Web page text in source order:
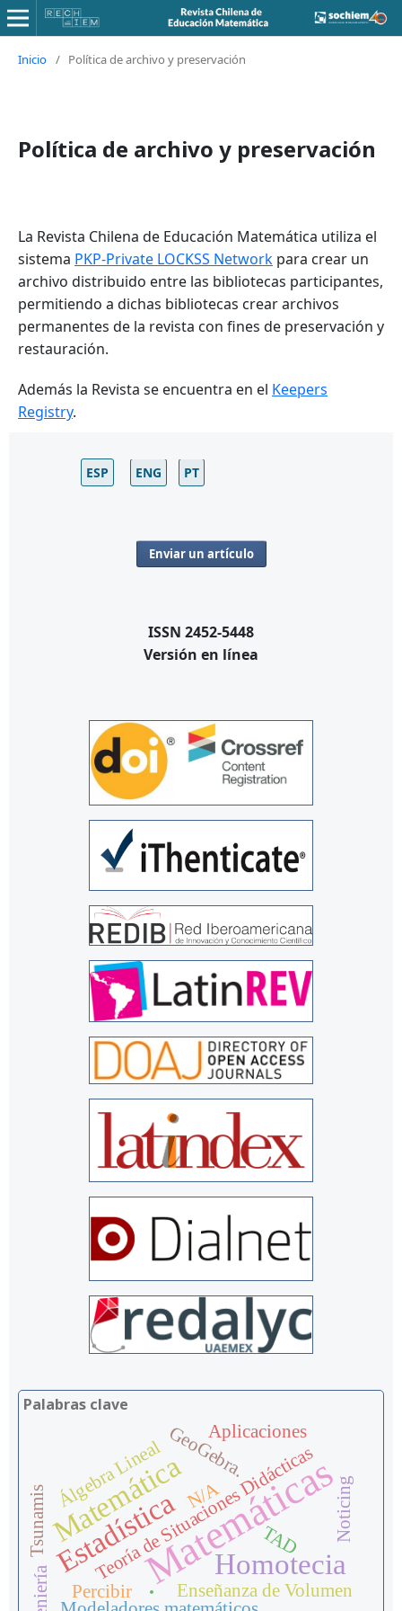
Inicio / Política de archivo y preservación
Política de archivo y preservación
La Revista Chilena de Educación Matemática utiliza el
sistema PKP-Private LOCKSS Network para crear un
archivo distribuido entre las bibliotecas participantes,
permitiendo a dichas bibliotecas crear archivos
permanentes de la revista con fines de preservación y
restauración.
Además la Revista se encuentra en el Keepers
Registry.
ESP ENG PT
Enviar un artículo
ISSN 2452-5448
Versión en línea
Palabras clave
Matemáticas
Estadística
Matemática
Homotecia
.
Teoría de Situaciones Didácticas
Enseñanza de Volumen
GeoGebra.
Noticing
Percibir
TAD
Álgebra Lineal
Aplicaciones
Tsunamis N/A